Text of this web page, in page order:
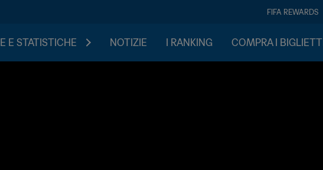
FIFA REWARDS
E STATISTICHE NOTIZIE I RANKING COMPRA I BIGLIETTI